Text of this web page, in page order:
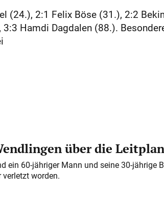
(24.), 2:1 Felix Böse (31.), 2:2
Hamdi Dagdalen (88.).
über die
ein 60-jähriger Mann und seine 30-jährige
worden.